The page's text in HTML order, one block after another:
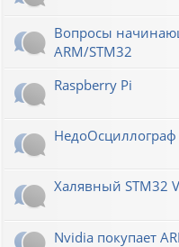
Вопросы
ARM/STM32
Raspberry Pi
НедоОсциллограф
Халявный STM32
Nvidia покупает